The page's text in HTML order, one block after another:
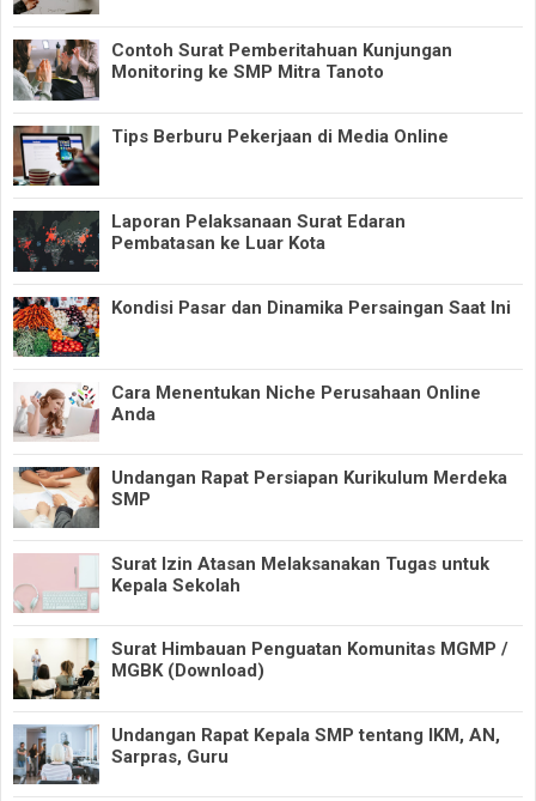
Contoh Surat Pemberitahuan Kunjungan
Monitoring ke SMP Mitra Tanoto
Tips Berburu Pekerjaan di Media Online
Laporan Pelaksanaan Surat Edaran
Pembatasan ke Luar Kota
Kondisi Pasar dan Dinamika Persaingan Saat Ini
Cara Menentukan Niche Perusahaan Online
Anda
Undangan Rapat Persiapan Kurikulum Merdeka
SMP
Surat Izin Atasan Melaksanakan Tugas untuk
Kepala Sekolah
Surat Himbauan Penguatan Komunitas MGMP /
MGBK (Download)
Undangan Rapat Kepala SMP tentang IKM, AN,
Sarpras, Guru